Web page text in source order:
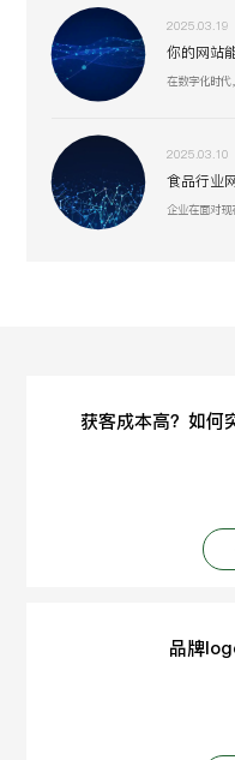
2025.03.19
你的网站
2025.03.10
食品行业
获客成本高？如何
品牌